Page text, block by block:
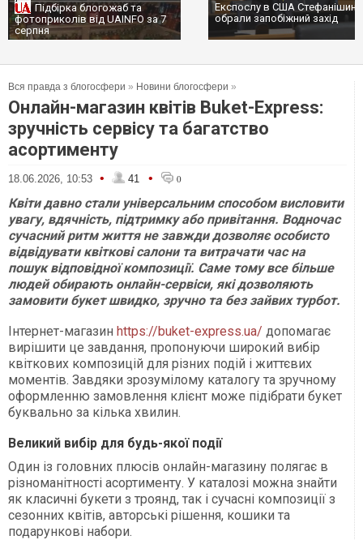
Підбірка блогожаб та
фотоприколів від UAINFO за 7
серпня
Експослу в США
обрали запобіжний захід
Вся правда з блогосфери » Новини блогосфери »
Онлайн-магазин квітів Buket-Express:
зручність сервісу та багатство
асортименту
18.06.2026, 10:53 • 41 • 0
Квіти давно стали універсальним способом висловити
увагу, вдячність, підтримку або привітання. Водночас
сучасний ритм життя не завжди дозволяє особисто
відвідувати квіткові салони та витрачати час на
пошук відповідної композиції. Саме тому все більше
людей обирають онлайн-сервіси, які дозволяють
замовити букет швидко, зручно та без зайвих турбот.
Інтернет-магазин https://buket-express.ua/ допомагає
вирішити це завдання, пропонуючи широкий вибір
квіткових композицій для різних подій і життєвих
моментів. Завдяки зрозумілому каталогу та зручному
оформленню замовлення клієнт може підібрати букет
буквально за кілька хвилин.
Великий вибір для будь-якої події
Один із головних плюсів онлайн-магазину полягає в
різноманітності асортименту. У каталозі можна знайти
як класичні букети з троянд, так і сучасні композиції з
сезонних квітів, авторські рішення, кошики та
подарункові набори.